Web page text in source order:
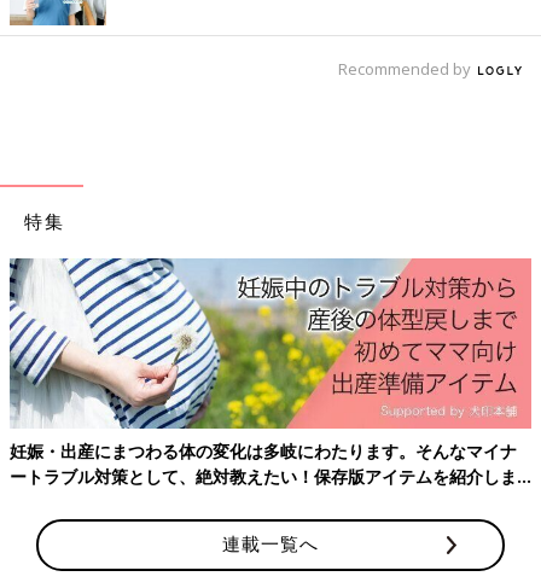
出典：Instagramアカウント「ayachan0803」
ayanaさんがセリアで購入したのは、ズートピアのポーチです。
「セリア×ベイマックス」毎日使いたいラバーコー
スター
Recommended by
特集
んなマイナ
を紹介しま
産後はお世話で大忙し、出産前にそろえておきたいア
ておきたいことをわかりやすく紹介！
連載一覧へ